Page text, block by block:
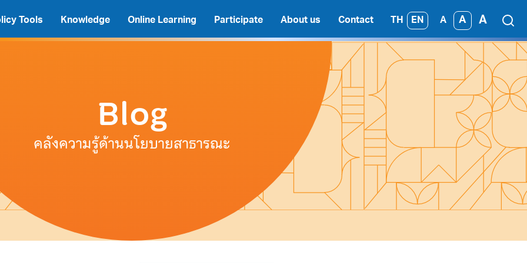
Tools Knowledge Online Learning Participate About us Contact TH EN A A A
Blog
คลังความรู้ด้านนโยบายสาธารณะ